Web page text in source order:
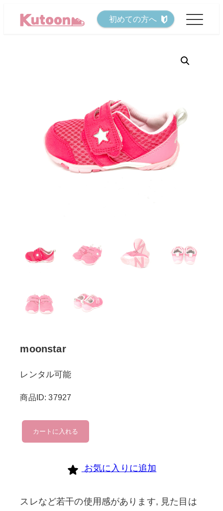
初めての方へ
moonstar
レンタル可能
商品ID: 37927
moonstar
個
カートに入れる
お気に入りに追加
スレなど若干の使用感があります, 見た目は